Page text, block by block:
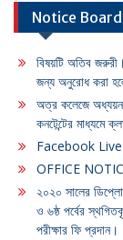
Notice Board
বিষয়টি অতিব
জন্য অনুরোধ করা
অত্র কলেজে
কনটেন্টের মাধ্যমে
Facebook
OFFICE
২০২০ সালের
ও ৬ষ্ঠ পর্বের
পরীক্ষার ফি প্রদান।